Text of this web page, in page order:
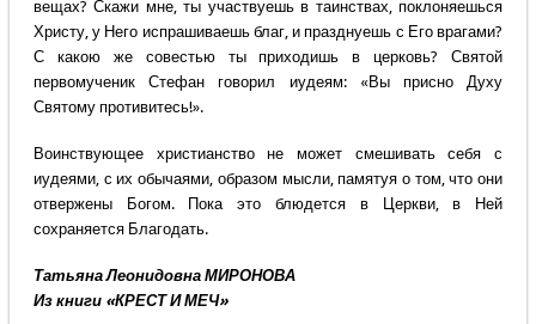
вещах? Скажи мне, ты участвуешь в таинствах, поклоняешься
Христу, у Него испрашиваешь благ, и празднуешь с Его врагами?
С какою же совестью ты приходишь в церковь? Святой
первомученик Стефан говорил иудеям: «Вы присно Духу
Святому противитесь!».
Воинствующее христианство не может смешивать себя с
иудеями, с их обычаями, образом мысли, памятуя о том, что они
отвержены Богом. Пока это блюдется в Церкви, в Ней
сохраняется Благодать.
Татьяна Леонидовна МИРОНОВА
Из книги «КРЕСТ И МЕЧ»